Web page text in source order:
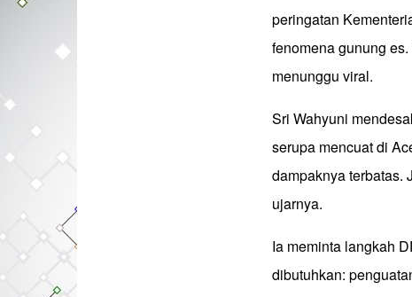
peringatan
fenomena gunung
menunggu viral.
Sri Wahyuni
serupa mencuat di
dampaknya terbatas.
ujarnya.
Ia meminta langkah
dibutuhkan: